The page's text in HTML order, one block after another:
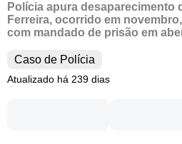
Polícia apura desaparecimento
Ferreira, ocorrido em
com mandado de prisão em
Caso de Polícia
Atualizado há 239 dias